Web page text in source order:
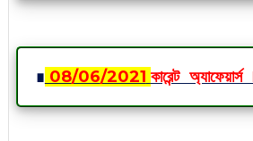
∎ 08/06/2021 কারেন্ট